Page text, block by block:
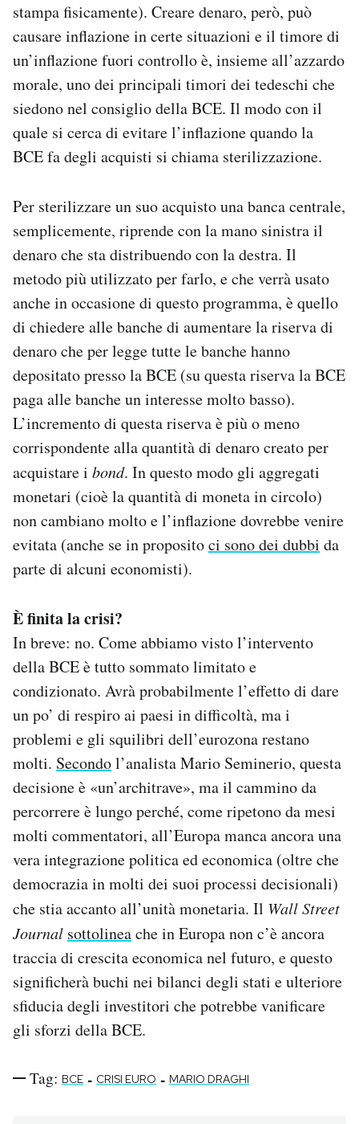
stampa fisicamente). Creare denaro, però, può
causare inflazione in certe situazioni e il timore di
un’inflazione fuori controllo è, insieme all’azzardo
morale, uno dei principali timori dei tedeschi che
siedono nel consiglio della BCE. Il modo con il
quale si cerca di evitare l’inflazione quando la
BCE fa degli acquisti si chiama sterilizzazione.
Per sterilizzare un suo acquisto una banca centrale,
semplicemente, riprende con la mano sinistra il
denaro che sta distribuendo con la destra. Il
metodo più utilizzato per farlo, e che verrà usato
anche in occasione di questo programma, è quello
di chiedere alle banche di aumentare la riserva di
denaro che per legge tutte le banche hanno
depositato presso la BCE (su questa riserva la BCE
paga alle banche un interesse molto basso).
L’incremento di questa riserva è più o meno
corrispondente alla quantità di denaro creato per
acquistare i bond. In questo modo gli aggregati
monetari (cioè la quantità di moneta in circolo)
non cambiano molto e l’inflazione dovrebbe venire
evitata (anche se in propositoci sono dei dubbi da
parte di alcuni economisti).
È finita la crisi?
In breve: no. Come abbiamo visto l’intervento
della BCE è tutto sommato limitato e
condizionato. Avrà probabilmente l’effetto di dare
un po’ di respiro ai paesi in difficoltà, ma i
problemi e gli squilibri dell’eurozona restano
molti. Secondol’analista Mario Seminerio, questa
decisione è «un’architrave», ma il cammino da
percorrere è lungo perché, come ripetono da mesi
molti commentatori, all’Europa manca ancora una
vera integrazione politica ed economica (oltre che
democrazia in molti dei suoi processi decisionali)
che stia accanto all’unità monetaria. Il Wall Street
Journal sottolineache in Europa non c’è ancora
traccia di crescita economica nel futuro, e questo
significherà buchi nei bilanci degli stati e ulteriore
sfiducia degli investitori che potrebbe vanificare
gli sforzi della BCE.
Tag: BCE - CRISI EURO - MARIO DRAGHI